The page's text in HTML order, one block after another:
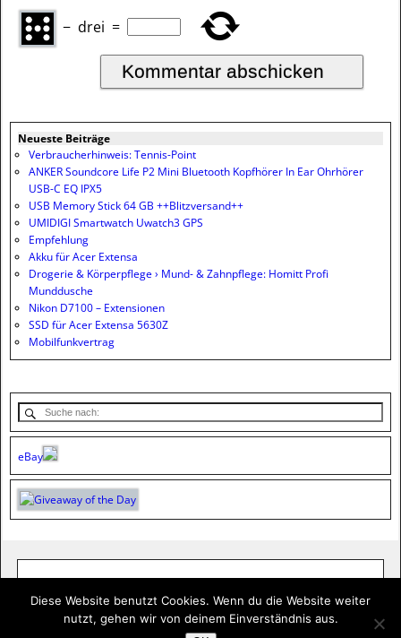
− drei =
Neueste Beiträge
Verbraucherhinweis: Tennis-Point
ANKER Soundcore Life P2 Mini Bluetooth Kopfhörer In Ear Ohrhörer
USB-C EQ IPX5
USB Memory Stick 64 GB ++Blitzversand++
UMIDIGI Smartwatch Uwatch3 GPS
Empfehlung
Akku für Acer Extensa
Drogerie & Körperpflege › Mund- & Zahnpflege: Homitt Profi
Munddusche
Nikon D7100 – Extensionen
SSD für Acer Extensa 5630Z
Mobilfunkvertrag
eBay
Diese Website benutzt Cookies. Wenn du die Website weiter
nutzt, gehen wir von deinem Einverständnis aus.